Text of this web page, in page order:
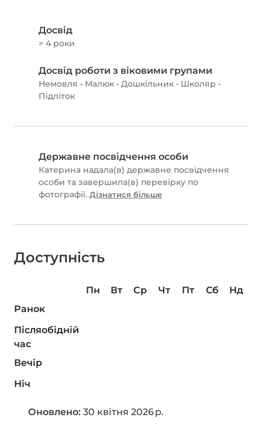
Досвід
> 4 роки
Досвід роботи з віковими групами
Немовля • Малюк • Дошкільник • Школяр •
Підліток
Державне посвідчення особи
Катерина надала(в) державне посвідчення
особи та завершила(в) перевірку по
фотографії. Дізнатися більше
Доступність
Пн Вт Ср Чт Пт Сб
Нд
Ранок
Післяобідній
час
Вечір
Ніч
Оновлено: 30 квітня 2026 р.